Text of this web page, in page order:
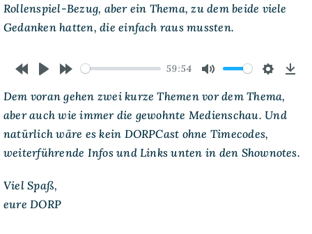
Rollenspiel-Bezug, aber ein Thema, zu dem beide viele
Gedanken hatten, die einfach raus mussten.
10s
10s
59:54
Dem voran gehen zwei kurze Themen vor dem Thema,
aber auch wie immer die gewohnte Medienschau. Und
natürlich wäre es kein DORPCast ohne Timecodes,
weiterführende Infos und Links unten in den Shownotes.
Viel Spaß,
eure DORP